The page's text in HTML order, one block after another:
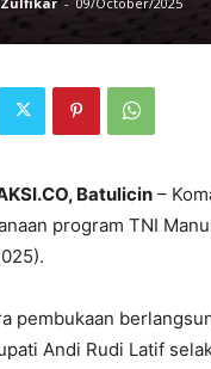
Batulicin –
program TNI
pembukaan
Andi Rudi Latif